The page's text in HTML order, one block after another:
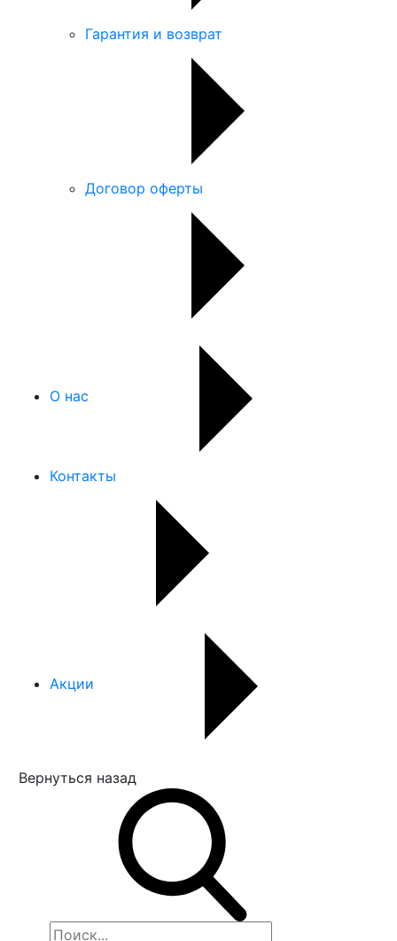
Гарантия и возврат
Договор оферты
О нас
Контакты
Акции
Вернуться назад